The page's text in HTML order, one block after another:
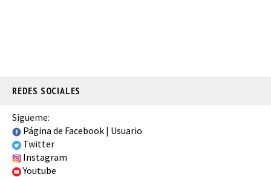
REDES SOCIALES
Sigueme:
Página de Facebook | Usuario
Twitter
Instagram
Youtube